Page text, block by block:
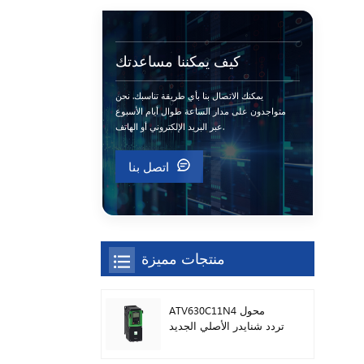
كيف يمكننا مساعدتك
يمكنك الاتصال بنا بأي طريقة تناسبك. نحن
متواجدون على مدار الساعة طوال أيام الأسبوع
عبر البريد الإلكتروني أو الهاتف.
اتصل بنا
منتجات مميزة
ATV630C11N4 محول
تردد شنايدر الأصلي الجديد